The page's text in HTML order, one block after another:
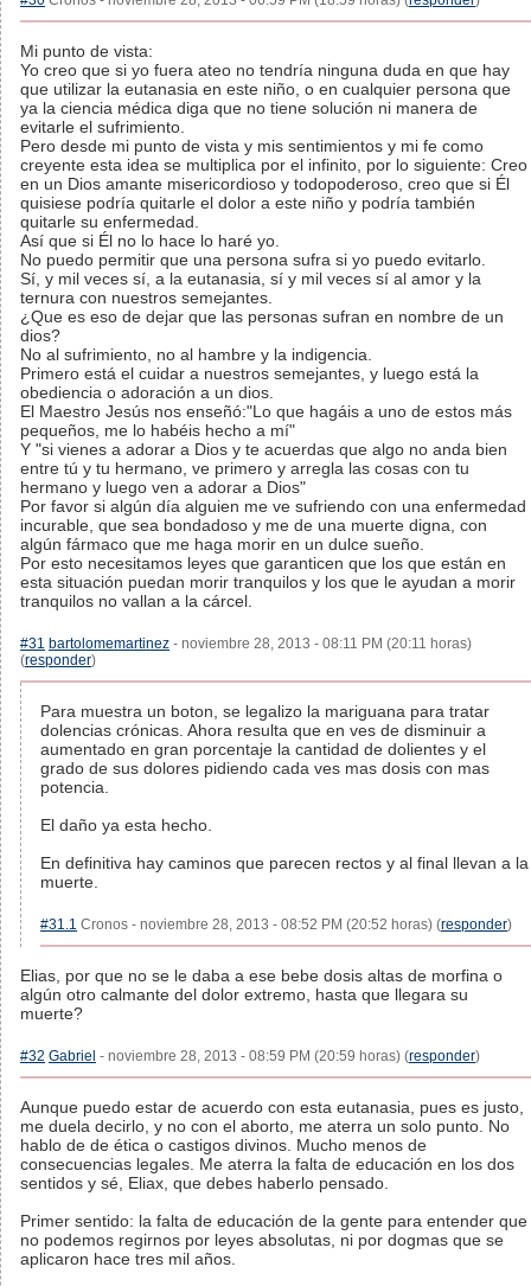
Mi punto de vista:
Yo creo que si yo fuera ateo no tendría ninguna duda en que hay
que utilizar la eutanasia en este niño, o en cualquier persona que
ya la ciencia médica diga que no tiene solución ni manera de
evitarle el sufrimiento.
Pero desde mi punto de vista y mis sentimientos y mi fe como
creyente esta idea se multiplica por el infinito, por lo siguiente: Creo
en un Dios amante misericordioso y todopoderoso, creo que si Él
quisiese podría quitarle el dolor a este niño y podría también
quitarle su enfermedad.
Así que si Él no lo hace lo haré yo.
No puedo permitir que una persona sufra si yo puedo evitarlo.
Sí, y mil veces sí, a la eutanasia, sí y mil veces sí al amor y la
ternura con nuestros semejantes.
¿Que es eso de dejar que las personas sufran en nombre de un
dios?
No al sufrimiento, no al hambre y la indigencia.
Primero está el cuidar a nuestros semejantes, y luego está la
obediencia o adoración a un dios.
El Maestro Jesús nos enseñó:"Lo que hagáis a uno de estos más
pequeños, me lo habéis hecho a mí"
Y "si vienes a adorar a Dios y te acuerdas que algo no anda bien
entre tú y tu hermano, ve primero y arregla las cosas con tu
hermano y luego ven a adorar a Dios"
Por favor si algún día alguien me ve sufriendo con una enfermedad
incurable, que sea bondadoso y me de una muerte digna, con
algún fármaco que me haga morir en un dulce sueño.
Por esto necesitamos leyes que garanticen que los que están en
esta situación puedan morir tranquilos y los que le ayudan a morir
tranquilos no vallan a la cárcel.
#31 bartolomemartinez - noviembre 28, 2013 - 08:11 PM (20:11 horas)
(responder)
Para muestra un boton, se legalizo la mariguana para tratar
dolencias crónicas. Ahora resulta que en ves de disminuir a
aumentado en gran porcentaje la cantidad de dolientes y el
grado de sus dolores pidiendo cada ves mas dosis con mas
potencia.
El daño ya esta hecho.
En definitiva hay caminos que parecen rectos y al final llevan a la
muerte.
#31.1 Cronos - noviembre 28, 2013 - 08:52 PM (20:52 horas) (responder)
Elias, por que no se le daba a ese bebe dosis altas de morfina o
algún otro calmante del dolor extremo, hasta que llegara su
muerte?
#32 Gabriel - noviembre 28, 2013 - 08:59 PM (20:59 horas) (responder)
Aunque puedo estar de acuerdo con esta eutanasia, pues es justo,
me duela decirlo, y no con el aborto, me aterra un solo punto. No
hablo de de ética o castigos divinos. Mucho menos de
consecuencias legales. Me aterra la falta de educación en los dos
sentidos y sé, Eliax, que debes haberlo pensado.
Primer sentido: la falta de educación de la gente para entender que
no podemos regirnos por leyes absolutas, ni por dogmas que se
aplicaron hace tres mil años.